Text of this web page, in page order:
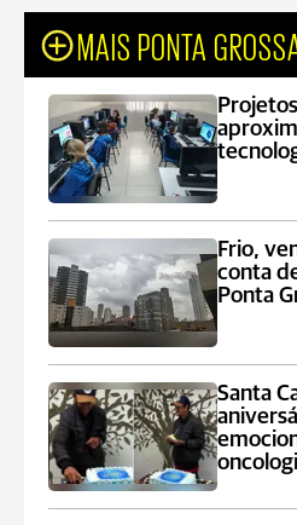
MAIS PONTA
Frio,
conta
Ponta
Santa